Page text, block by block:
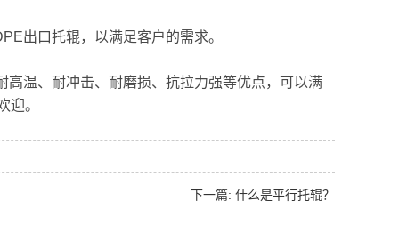
出口托辊，以满足客户的需求。
温、耐冲击、耐磨损、抗拉力强等优点，可以满
迎。
下一篇: 什么是平行托辊？